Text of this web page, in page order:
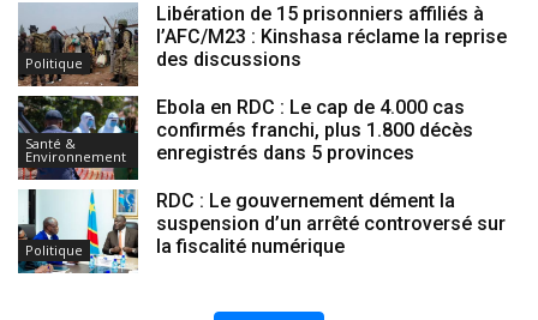
Politique
Libération de 15 prisonniers affiliés à
l’AFC/M23 : Kinshasa réclame la reprise
des discussions
Santé &
Environnement
Ebola en RDC : Le cap de 4.000 cas
confirmés franchi, plus 1.800 décès
enregistrés dans 5 provinces
Politique
RDC : Le gouvernement dément la
suspension d’un arrêté controversé sur
la fiscalité numérique